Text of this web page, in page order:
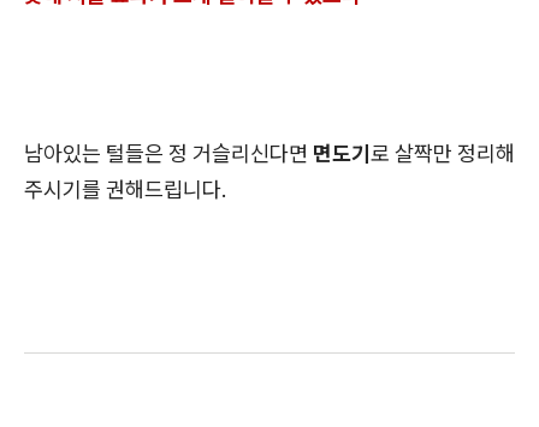
남아있는 털들은 정 거슬리신다면 면도기로 살짝만 정리해
주시기를 권해드립니다.